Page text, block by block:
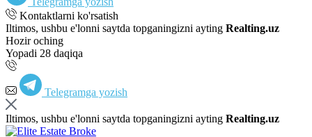
Kontaktlarni ko'rsatish
Iltimos, ushbu e'lonni saytda topganingizni ayting Realting.uz
Hozir oching
Yopadi 28 daqiqa
Telegramga yozish
Iltimos, ushbu e'lonni saytda topganingizni ayting Realting.uz